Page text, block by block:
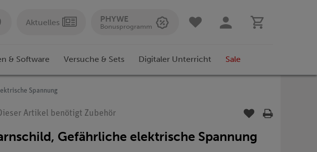
Aktuelles PHYWE
Bonusprogramm
& Software Versuche & Sets Digitaler Unterricht Sale
Spannung
Artikel benötigt Zubehör
Gefährliche elektrische Spannung